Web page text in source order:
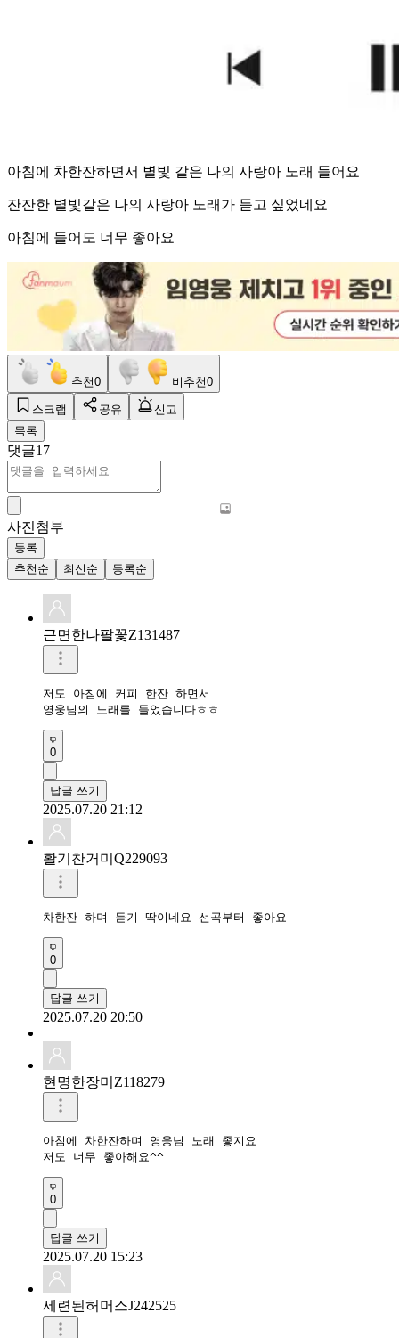
아침에 차한잔하면서 별빛 같은 나의 사랑아 노래 들어요
잔잔한 별빛같은 나의 사랑아 노래가 듣고 싶었네요
아침에 들어도 너무 좋아요
추천0 비추천0
스크랩 공유
신고
목록
댓글17
사진첨부
등록
추천순
최신순 등록순
근면한나팔꽃Z131487
저도 아침에 커피 한잔 하면서
영웅님의 노래를 들었습니다ㅎㅎ
0
답글 쓰기
2025.07.20 21:12
활기찬거미Q229093
차한잔 하며 듣기 딱이네요 선곡부터 좋아요
0
답글 쓰기
2025.07.20 20:50
현명한장미Z118279
아침에 차한잔하며 영웅님 노래 좋지요
저도 너무 좋아해요^^
0
답글 쓰기
2025.07.20 15:23
세련된허머스J242525